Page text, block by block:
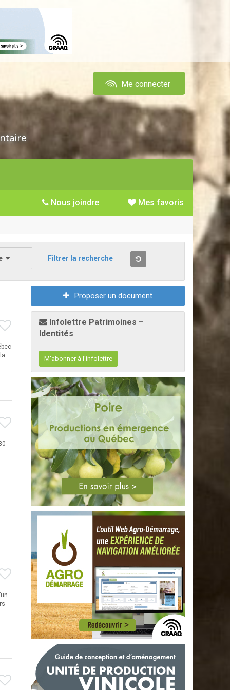
Me connecter
Mes favoris
Nous joindre
Filtrer la recherche
Proposer un document
Infolettre Patrimoines –
Identités
M'abonner à l'infolettre